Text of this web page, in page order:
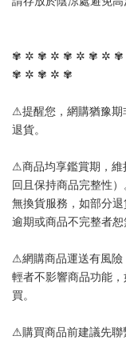
✾ ✲ ✾ ✲ ✾ ✲ ✾ ✲
✾ ✲ ✾ ✲ ✾
⚠提醒您，網購猶豫期
退貨。
⚠商品均享鑑賞期，維
回且保持商品完整性）
無換貨服務，如部分
逾期或商品不完整者恕
⚠網購商品運送有風險
輕者不影響商品功能
買。
⚠購買商品前建議先聯